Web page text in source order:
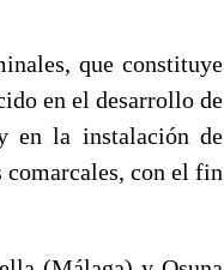
que constituye
en el desarrollo de
en la instalación de
con el fin